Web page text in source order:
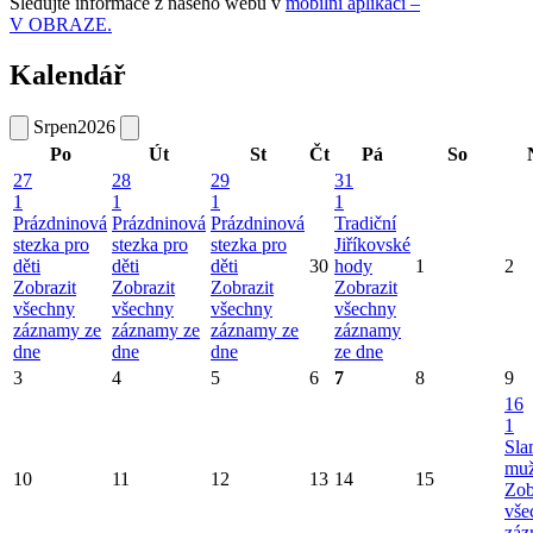
V OBRAZE.
Kalendář
Srpen2026
Po
Út St Čt Pá So
27
1
Prázdninová
stezka pro
děti
Zobrazit
všechny
záznamy ze
dne
28
1
Prázdninová
stezka pro
děti
Zobrazit
všechny
záznamy ze
dne
29
1
Prázdninová
stezka pro
děti
Zobrazit
všechny
záznamy ze
dne
30
31
1
Tradiční
Jiříkovské
hody
Zobrazit
všechny
záznamy
ze dne
1 2
3 4 5 6 7 8 9
10 11 12 13 14 15
16
1